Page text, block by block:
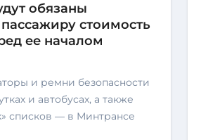
обязаны
стоимость
ее началом
и автобусах, а также
списков — в Минтрансе